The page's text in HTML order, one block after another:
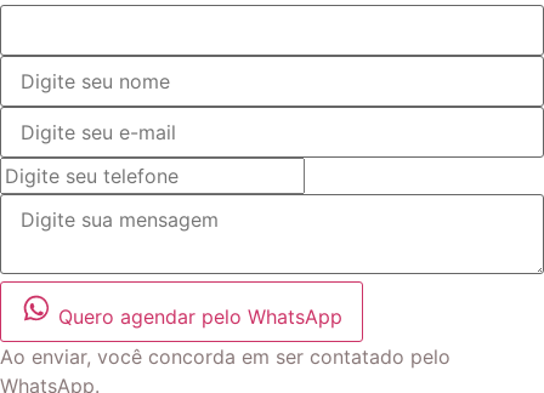
Quero agendar pelo WhatsApp
Ao enviar, você concorda em ser contatado pelo
WhatsApp.